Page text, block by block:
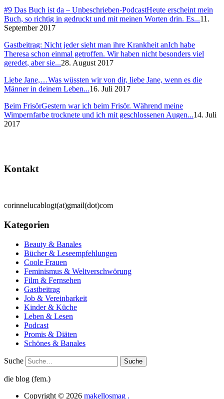
#9 Das Buch ist da – Unbeschrieben-PodcastHeute erscheint mein
Buch, so richtig in gedruckt und mit meinen Worten drin. Es...11.
September 2017
Gastbeitrag: Nicht jeder sieht man ihre Krankheit anIch habe
Theresa schon einmal getroffen. Wir haben nicht besonders viel
geredet, aber sie...28. August 2017
Liebe Jane,…Was wüssten wir von dir, liebe Jane, wenn es die
Männer in deinem Leben...16. Juli 2017
Beim FrisörGestern war ich beim Frisör. Während meine
Wimpernfarbe trocknete und ich mit geschlossenen Augen...14. Juli
2017
Kontakt
corinnelucablogt(at)gmail(dot)com
Kategorien
Beauty & Banales
Bücher & Leseempfehlungen
Coole Frauen
Feminismus & Weltverschwörung
Film & Fernsehen
Gastbeitrag
Job & Vereinbarkeit
Kinder & Küche
Leben & Lesen
Podcast
Promis & Diäten
Schönes & Banales
Suche
die blog (fem.)
Copyright © 2026 makellosmag .